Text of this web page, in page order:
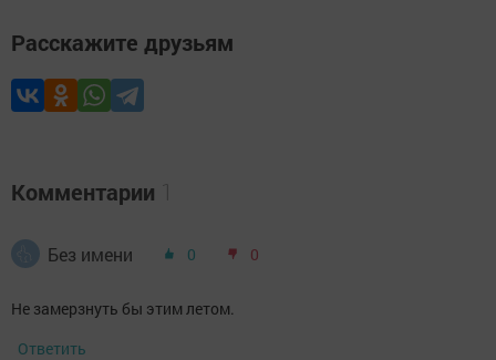
Расскажите друзьям
Комментарии
Без имени 0 0
Не замерзнуть бы этим летом.
Ответить